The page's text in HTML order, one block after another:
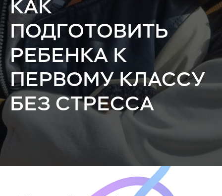
КАК
ПОДГОТОВИТЬ
РЕБЕНКА К
ПЕРВОМУ КЛАССУ
БЕЗ СТРЕССА